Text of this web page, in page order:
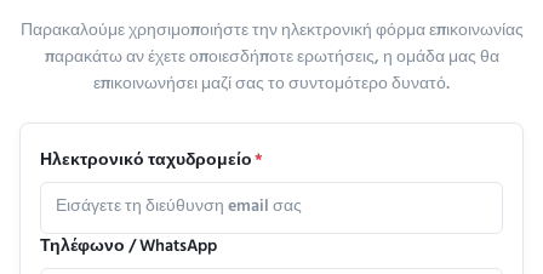
Παρακαλούμε χρησιμοποιήστε την ηλεκτρονική φόρμα επικοινωνίας
παρακάτω αν έχετε οποιεσδήποτε ερωτήσεις, η ομάδα μας θα
επικοινωνήσει μαζί σας το συντομότερο δυνατό.
Ηλεκτρονικό ταχυδρομείο*
Τηλέφωνο / WhatsApp